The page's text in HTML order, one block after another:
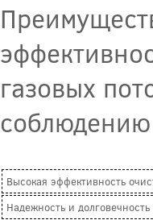
газовых
Высокая эффективность
Надежность и долговечность